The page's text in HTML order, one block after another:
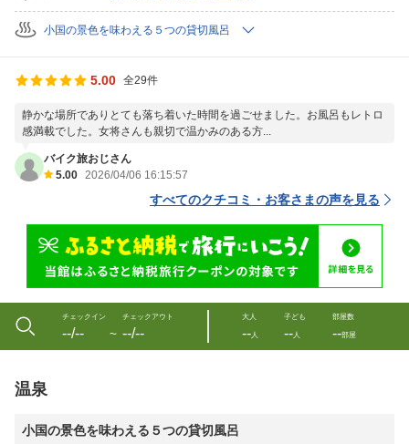
小国の景色を味わえる５つの貸切風呂
5.00 全29件
静かな場所でありとても落ち着いた時間を過ごせました。お風呂もレトロ
感満載でした。女将さんも親切で温かみのある方...
バイク旅おじさん
5.00 2026/04/06 16:15:57
すべてのクチコミ・お客さまの声を見る
チェックイン
--/-- 〜
チェックアウト
--/--
大人
--人
子ども
--人
部屋数
--部屋
温泉
小国の景色を味わえる５つの貸切風呂